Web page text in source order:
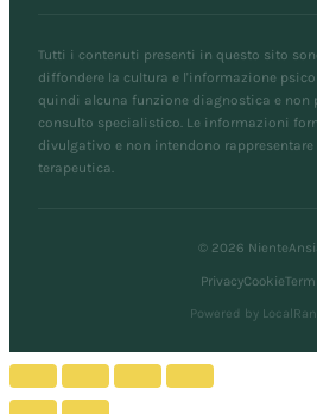
Tutti i contenuti presenti in questo sito
diffondere la cultura e l'informazione
quindi alcuna funzione diagnostica e non
consulto specialistico. Le informazioni
divulgativo e non intendono
terapeutica.
© 2026
PrivacyCookie
Powered by